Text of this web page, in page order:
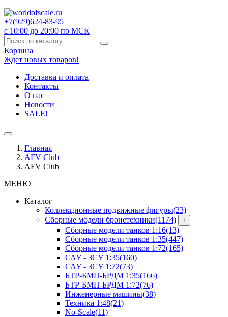
+7(929)624-83-95
с 10:00 до 20:00 по МСК
Корзина
Ждет новых товаров!
Доставка и оплата
Контакты
О нас
Новости
SALE!
Главная
AFV Club
AFV Club
МЕНЮ
Каталог
Коллекционные подвижные фигуры(23)
Сборные модели бронетехники(1174) +
Сборные модели танков 1:16(13)
Сборные модели танков 1:35(447)
Сборные модели танков 1:72(165)
САУ - ЗСУ 1:35(160)
САУ - ЗСУ 1:72(73)
БТР-БМП-БРДМ 1:35(166)
БТР-БМП-БРДМ 1:72(76)
Инженерные машины(38)
Техника 1:48(21)
No-Scale(11)